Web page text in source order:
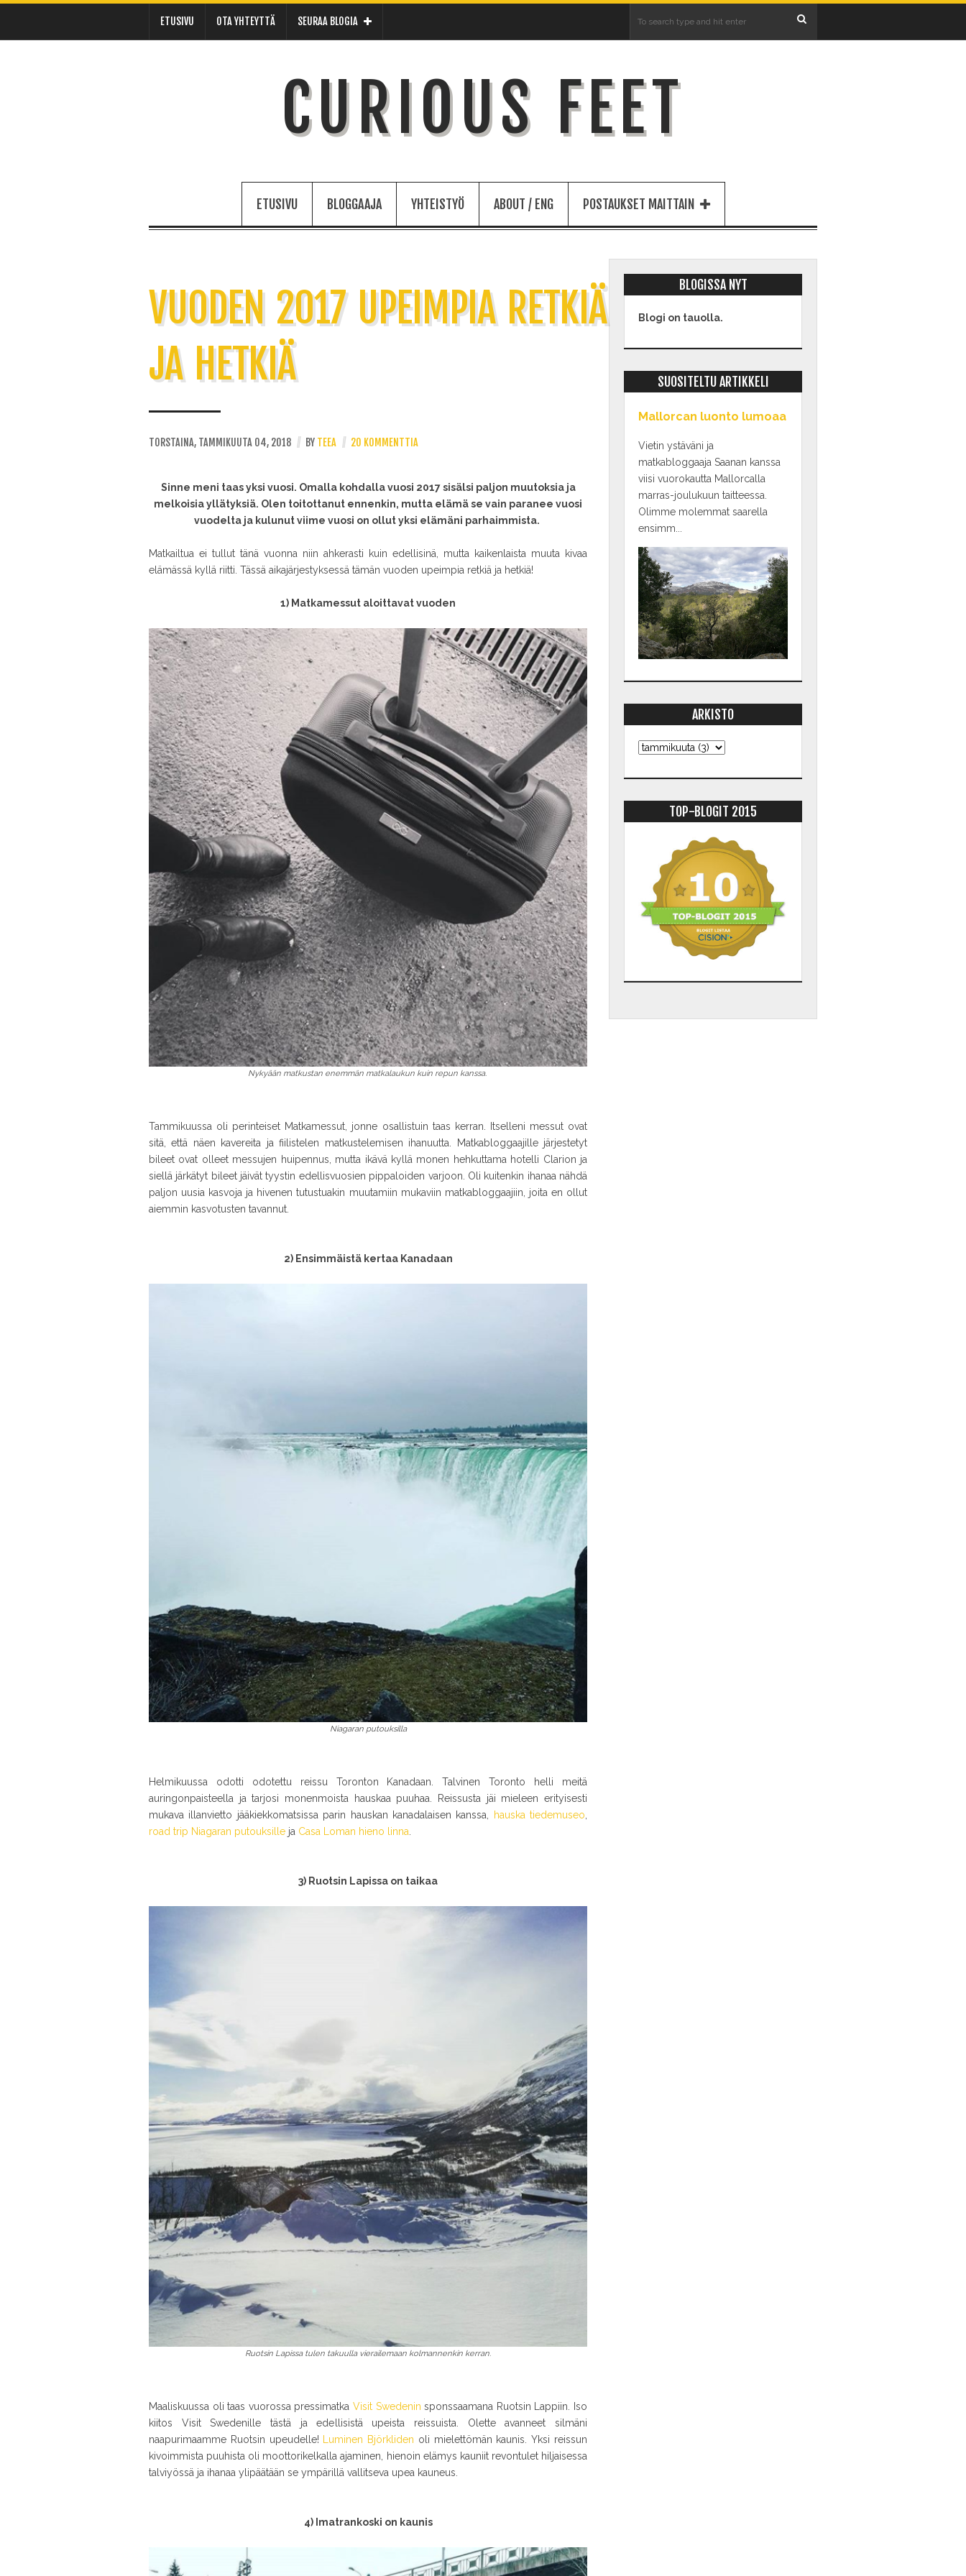
ETUSIVU OTA YHTEYTTÄ SEURAA BLOGIA
CURIOUS FEET
ETUSIVU BLOGGAAJA YHTEISTYÖ ABOUT / ENG POSTAUKSET MAITTAIN
VUODEN 2017 UPEIMPIA RETKIÄ
JA HETKIÄ
TORSTAINA, TAMMIKUUTA 04, 2018 // BY TEEA // 20 KOMMENTTIA
Sinne meni taas yksi vuosi. Omalla kohdalla vuosi 2017 sisälsi paljon muutoksia ja
melkoisia yllätyksiä. Olen toitottanut ennenkin, mutta elämä se vain paranee vuosi
vuodelta ja kulunut viime vuosi on ollut yksi elämäni parhaimmista.
Matkailtua ei tullut tänä vuonna niin ahkerasti kuin edellisinä, mutta kaikenlaista muuta kivaa
elämässä kyllä riitti. Tässä aikajärjestyksessä tämän vuoden upeimpia retkiä ja hetkiä!
1) Matkamessut aloittavat vuoden
Nykyään matkustan enemmän matkalaukun kuin repun kanssa.
Tammikuussa oli perinteiset Matkamessut, jonne osallistuin taas kerran. Itselleni messut ovat
sitä, että näen kavereita ja fiilistelen matkustelemisen ihanuutta. Matkabloggaajille järjestetyt
bileet ovat olleet messujen huipennus, mutta ikävä kyllä monen hehkuttama hotelli Clarion ja
siellä järkätyt bileet jäivät tyystin edellisvuosien pippaloiden varjoon. Oli kuitenkin ihanaa nähdä
paljon uusia kasvoja ja hivenen tutustuakin muutamiin mukaviin matkabloggaajiin, joita en ollut
aiemmin kasvotusten tavannut.
2) Ensimmäistä kertaa Kanadaan
Niagaran putouksilla
Helmikuussa odotti odotettu reissu Toronton Kanadaan. Talvinen Toronto helli meitä
auringonpaisteella ja tarjosi monenmoista hauskaa puuhaa. Reissusta jäi mieleen erityisesti
mukava illanvietto jääkiekkomatsissa parin hauskan kanadalaisen kanssa,
hauska tiedemuseo
road trip Niagaran putouksille ja Casa Loman hieno linna
3) Ruotsin Lapissa on taikaa
Ruotsin Lapissa tulen takuulla vierailemaan kolmannenkin kerran.
Maaliskuussa oli taas vuorossa pressimatka Visit Swedenin sponssaamana Ruotsin Lappiin. Iso
kiitos Visit Swedenille tästä ja edellisistä upeista reissuista. Olette avanneet silmäni
naapurimaamme Ruotsin upeudelle!
Luminen Björkliden oli mielettömän kaunis. Yksi reissun
kivoimmista puuhista oli moottorikelkalla ajaminen, hienoin elämys kauniit revontulet hiljaisessa
talviyössä ja ihanaa ylipäätään se ympärillä vallitseva upea kauneus.
4) Imatrankoski on kaunis
BLOGISSA NYT
Blogi on tauolla.
SUOSITELTU ARTIKKELI
Mallorcan luonto lumoaa
Vietin ystäväni ja
matkabloggaaja Saanan kanssa
viisi vuorokautta Mallorcalla
marras-joulukuun taitteessa.
Olimme molemmat saarella
ensimm...
ARKISTO
TOP-BLOGIT 2015